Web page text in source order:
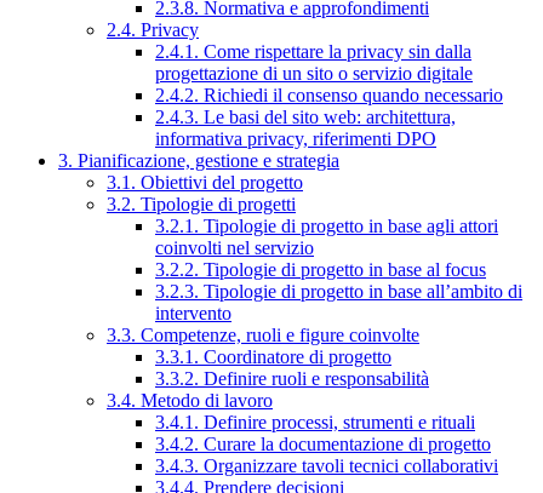
2.3.8. Normativa e approfondimenti
2.4. Privacy
2.4.1. Come rispettare la privacy sin dalla
progettazione di un sito o servizio digitale
2.4.2. Richiedi il consenso quando necessario
2.4.3. Le basi del sito web: architettura,
informativa privacy, riferimenti DPO
3. Pianificazione, gestione e strategia
3.1. Obiettivi del progetto
3.2. Tipologie di progetti
3.2.1. Tipologie di progetto in base agli attori
coinvolti nel servizio
3.2.2. Tipologie di progetto in base al focus
3.2.3. Tipologie di progetto in base all’ambito di
intervento
3.3. Competenze, ruoli e figure coinvolte
3.3.1. Coordinatore di progetto
3.3.2. Definire ruoli e responsabilità
3.4. Metodo di lavoro
3.4.1. Definire processi, strumenti e rituali
3.4.2. Curare la documentazione di progetto
3.4.3. Organizzare tavoli tecnici collaborativi
3.4.4. Prendere decisioni